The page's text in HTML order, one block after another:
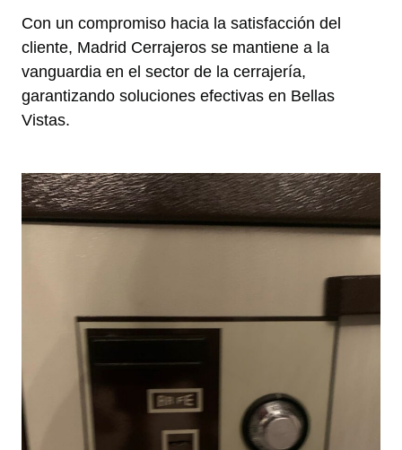
Con un compromiso hacia la satisfacción del
cliente, Madrid Cerrajeros se mantiene a la
vanguardia en el sector de la cerrajería,
garantizando soluciones efectivas en Bellas
Vistas.